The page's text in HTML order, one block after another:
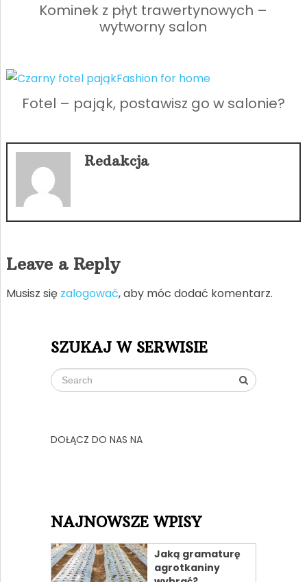
Kominek z płyt trawertynowych –
wytworny salon
Fotel – pająk, postawisz go w salonie?
Redakcja
Leave a Reply
Musisz się zalogować, aby móc dodać komentarz.
SZUKAJ W SERWISIE
DOŁĄCZ DO NAS NA
NAJNOWSZE WPISY
Jaką gramaturę
agrotkaniny